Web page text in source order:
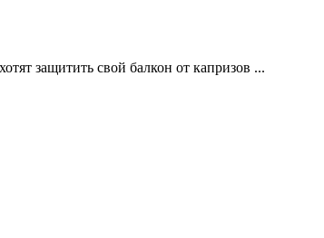
защитить свой балкон от капризов ...